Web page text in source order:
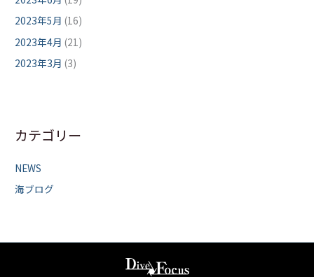
2023年5月 (16)
2023年4月 (21)
2023年3月 (3)
カテゴリー
NEWS
海ブログ